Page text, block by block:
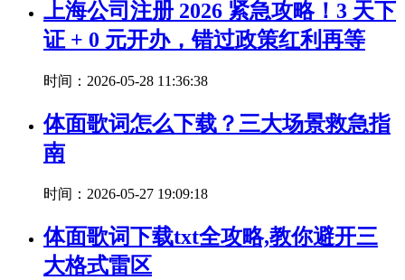
上海公司注册 2026 紧急攻略！3 天下
证 + 0 元开办，错过政策红利再等
时间：2026-05-28 11:36:38
体面歌词怎么下载？三大场景救急指
南
时间：2026-05-27 19:09:18
体面歌词下载txt全攻略,教你避开三
大格式雷区